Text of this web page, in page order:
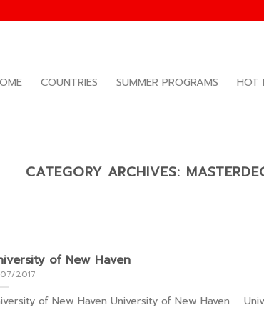
COUNTRIES SUMMER PROGRAMS HOT
CATEGORY ARCHIVES:
of New Haven
2017
of New Haven University of New Haven